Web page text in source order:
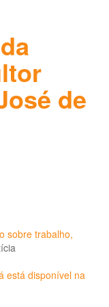
de
sobre trabalho,
está disponível na